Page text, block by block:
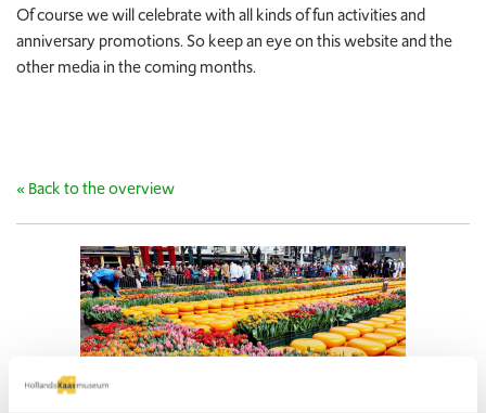
Of course we will celebrate with all kinds of fun activities and
anniversary promotions. So keep an eye on this website and the
other media in the coming months.
« Back to the overview